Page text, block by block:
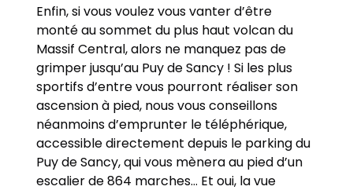
Enfin, si vous voulez vous vanter d’être
monté au sommet du plus haut volcan du
Massif Central, alors ne manquez pas de
grimper jusqu’au Puy de Sancy ! Si les plus
sportifs d’entre vous pourront réaliser son
ascension à pied, nous vous conseillons
néanmoins d’emprunter le téléphérique,
accessible directement depuis le parking du
Puy de Sancy, qui vous mènera au pied d’un
escalier de 864 marches… Et oui, la vue